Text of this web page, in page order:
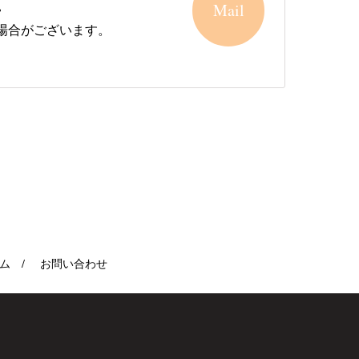
がございます。
Mail
お問い合わせ